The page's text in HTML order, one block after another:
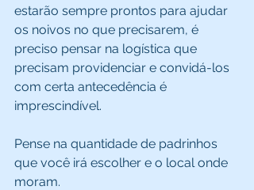
estarão sempre prontos para ajudar
os noivos no que precisarem, é
preciso pensar na logística que
precisam providenciar e convidá-los
com certa antecedência é
imprescindível.
Pense na quantidade de padrinhos
que você irá escolher e o local onde
moram.